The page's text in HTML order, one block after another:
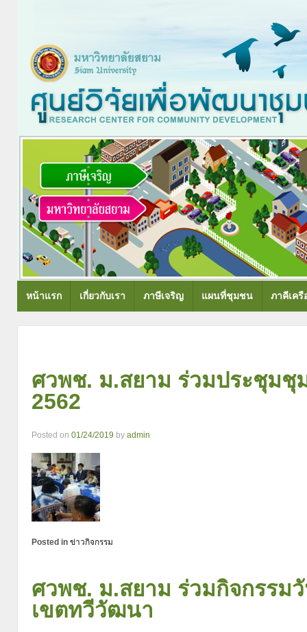
หน้าแรก เกี่ยวกับเรา ภาษีเจริญ แผนที่ชุมชน ภาคีเครื
ศวพช. ม.สยาม ร่วมประชุมชุ
2562
Posted on 01/24/2019 by admin
Posted in ข่าวกิจกรรม
ศวพช. ม.สยาม ร่วมกิจกรรม
เขตทวีวัฒนา